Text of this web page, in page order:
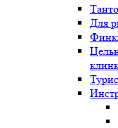
Танто
Для